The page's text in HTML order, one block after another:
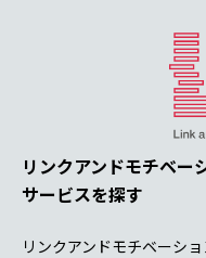
リンクアンドモチベー
サービスを探す
リンクアンドモチベーシ